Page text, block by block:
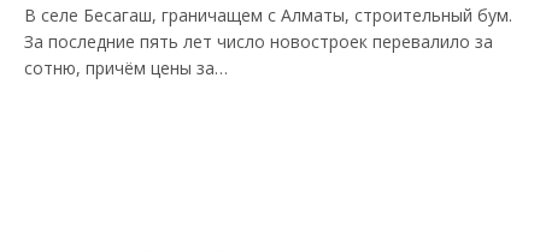
В селе Бесагаш, граничащем с Алматы, строительный бум.
За последние пять лет число новостроек перевалило за
сотню, причём цены за…